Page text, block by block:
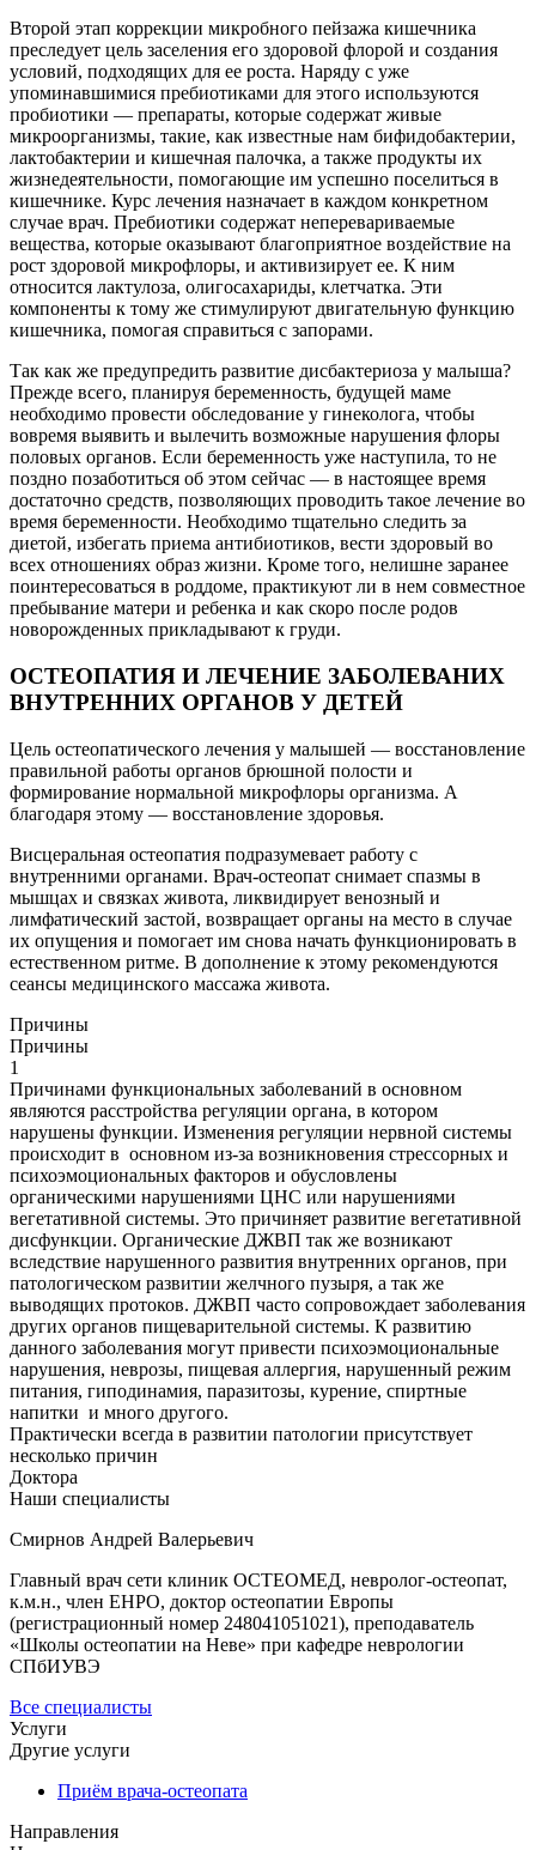
Второй этап коррекции микробного пейзажа кишечника
преследует цель заселения его здоровой флорой и создания
условий, подходящих для ее роста. Наряду с уже
упоминавшимися пребиотиками для этого используются
пробиотики — препараты, которые содержат живые
микроорганизмы, такие, как известные нам бифидобактерии,
лактобактерии и кишечная палочка, а также продукты их
жизнедеятельности, помогающие им успешно поселиться в
кишечнике. Курс лечения назначает в каждом конкретном
случае врач. Пребиотики содержат неперевариваемые
вещества, которые оказывают благоприятное воздействие на
рост здоровой микрофлоры, и активизирует ее. К ним
относится лактулоза, олигосахариды, клетчатка. Эти
компоненты к тому же стимулируют двигательную функцию
кишечника, помогая справиться с запорами.
Так как же предупредить развитие дисбактериоза у малыша?
Прежде всего, планируя беременность, будущей маме
необходимо провести обследование у гинеколога, чтобы
вовремя выявить и вылечить возможные нарушения флоры
половых органов. Если беременность уже наступила, то не
поздно позаботиться об этом сейчас — в настоящее время
достаточно средств, позволяющих проводить такое лечение во
время беременности. Необходимо тщательно следить за
диетой, избегать приема антибиотиков, вести здоровый во
всех отношениях образ жизни. Кроме того, нелишне заранее
поинтересоваться в роддоме, практикуют ли в нем совместное
пребывание матери и ребенка и как скоро после родов
новорожденных прикладывают к груди.
ОСТЕОПАТИЯ И ЛЕЧЕНИЕ ЗАБОЛЕВАНИХ
ВНУТРЕННИХ ОРГАНОВ У ДЕТЕЙ
Цель остеопатического лечения у малышей — восстановление
правильной работы органов брюшной полости и
формирование нормальной микрофлоры организма. А
благодаря этому — восстановление здоровья.
Висцеральная остеопатия подразумевает работу с
внутренними органами. Врач-остеопат снимает спазмы в
мышцах и связках живота, ликвидирует венозный и
лимфатический застой, возвращает органы на место в случае
их опущения и помогает им снова начать функционировать в
естественном ритме. В дополнение к этому рекомендуются
сеансы медицинского массажа живота.
Причины
Причины
1
Причинами функциональных заболеваний в основном
являются расстройства регуляции органа, в котором
нарушены функции. Изменения регуляции нервной системы
происходит в основном из-за возникновения стрессорных и
психоэмоциональных факторов и обусловлены
органическими нарушениями ЦНС или нарушениями
вегетативной системы. Это причиняет развитие вегетативной
дисфункции. Органические ДЖВП так же возникают
вследствие нарушенного развития внутренних органов, при
патологическом развитии желчного пузыря, а так же
выводящих протоков. ДЖВП часто сопровождает заболевания
других органов пищеварительной системы. К развитию
данного заболевания могут привести психоэмоциональные
нарушения, неврозы, пищевая аллергия, нарушенный режим
питания, гиподинамия, паразитозы, курение, спиртные
напитки и много другого.
Практически всегда в развитии патологии присутствует
несколько причин
Доктора
Наши специалисты
Смирнов Андрей Валерьевич
Главный врач сети клиник ОСТЕОМЕД, невролог-остеопат,
к.м.н., член ЕНРО, доктор остеопатии Европы
(регистрационный номер 248041051021), преподаватель
«Школы остеопатии на Неве» при кафедре неврологии
СПбИУВЭ
Все специалисты
Услуги
Другие услуги
Приём врача-остеопата
Направления